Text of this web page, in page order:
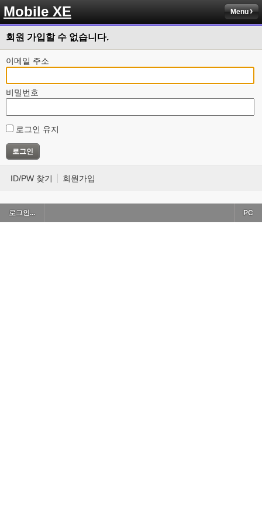
Mobile XE Menu
회원 가입할 수 없습니다.
이메일 주소
비밀번호
로그인 유지
ID/PW 찾기 회원가입
로그인... PC